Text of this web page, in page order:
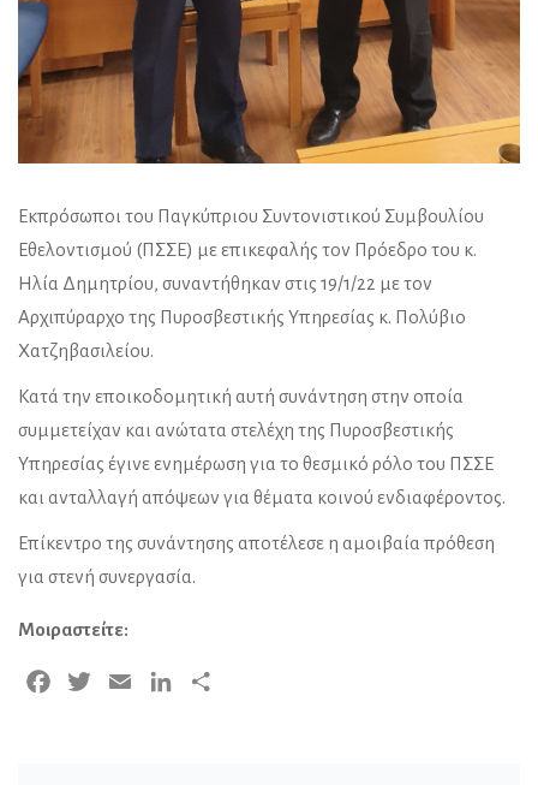
Εκπρόσωποι του Παγκύπριου Συντονιστικού Συμβουλίου
Εθελοντισμού (ΠΣΣΕ) με επικεφαλής τον Πρόεδρο του κ.
Ηλία Δημητρίου, συναντήθηκαν στις 19/1/22 με τον
Αρχιπύραρχο της Πυροσβεστικής Υπηρεσίας κ. Πολύβιο
Χατζηβασιλείου.
Κατά την εποικοδομητική αυτή συνάντηση στην οποία
συμμετείχαν και ανώτατα στελέχη της Πυροσβεστικής
Υπηρεσίας έγινε ενημέρωση για το θεσμικό ρόλο του ΠΣΣΕ
και ανταλλαγή απόψεων για θέματα κοινού ενδιαφέροντος.
Επίκεντρο της συνάντησης αποτέλεσε η αμοιβαία πρόθεση
για στενή συνεργασία.
Μοιραστείτε:
Facebook
Twitter Email LinkedIn